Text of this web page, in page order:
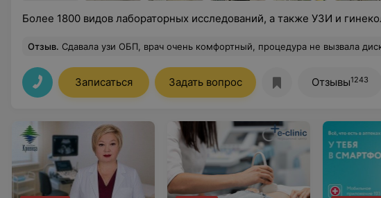
Более 1800 видов лабораторных исследований, а также УЗИ и
Отзыв. Сдавала узи ОБП, врач очень комфортный, процедура не вызвала дискомфорта, обслуживание на
Записаться Задать вопрос Отзывы1243